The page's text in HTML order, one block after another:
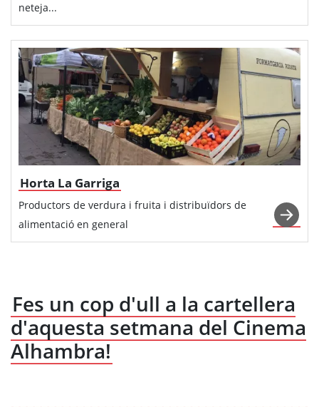
neteja...
Horta La Garriga
Productors de verdura i fruita i distribuïdors de
alimentació en general
Fes un cop d'ull a la cartellera
d'aquesta setmana del Cinema
Alhambra!